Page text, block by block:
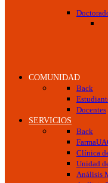
COMUNIDAD
Back
Docentes
SERVICIOS
Back
Clínica
Unidad
Análisis